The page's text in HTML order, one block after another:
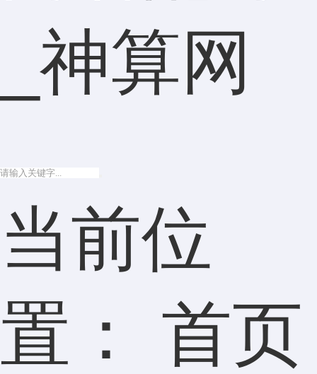
_神算网
当前位
置： 首页